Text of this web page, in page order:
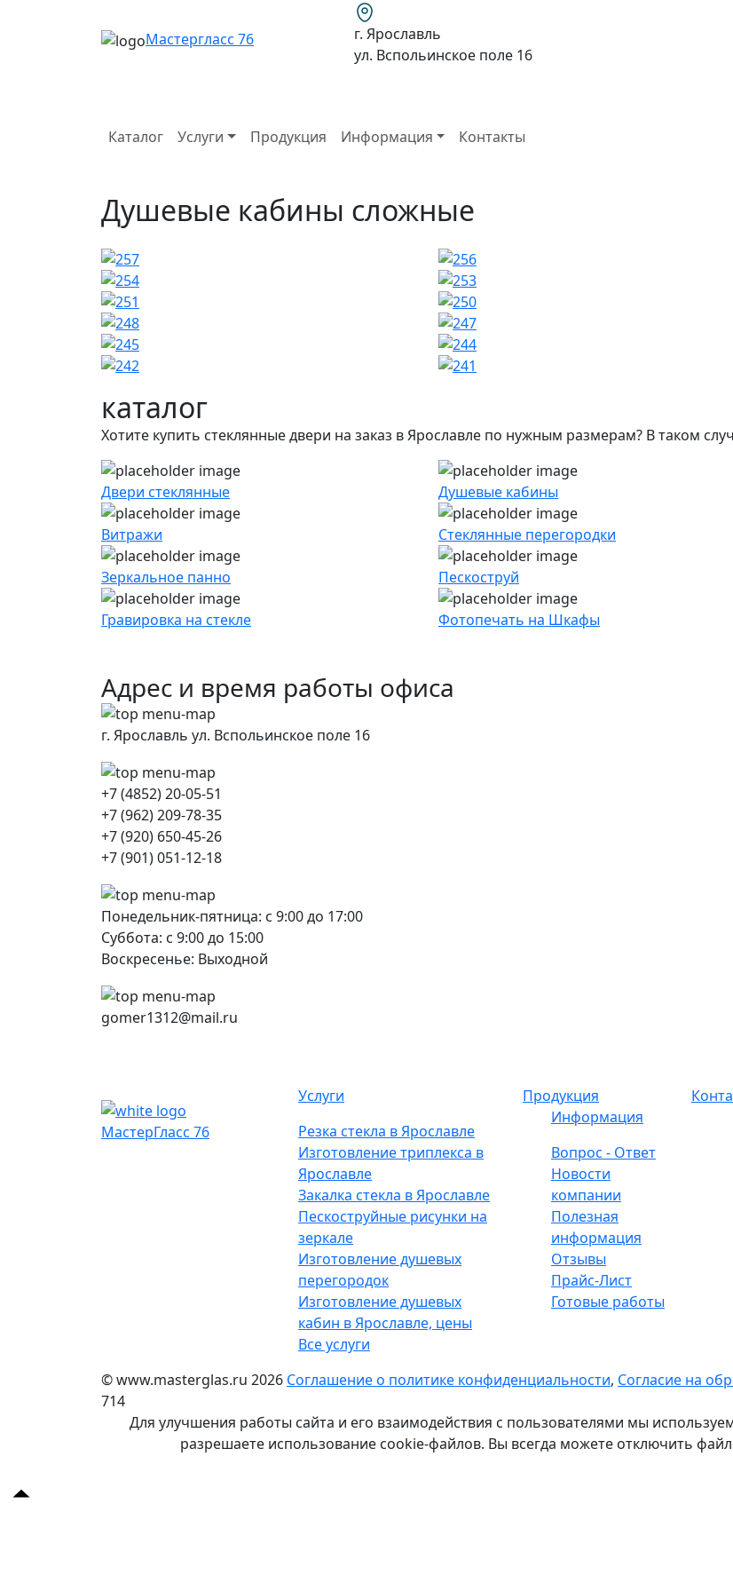
Мастергласс 76
г. Ярославль
ул. Вспольинское поле 16
Каталог Услуги Продукция Информация Контакты
Душевые кабины сложные
каталог
Хотите купить стеклянные двери на заказ в Ярославле по нужным размерам? В таком
Двери стеклянные Душевые кабины
Витражи Стеклянные перегородки
Зеркальное панно Пескоструй
Гравировка на стекле Фотопечать на Шкафы
Адрес и время работы офиса
г. Ярославль ул. Вспольинское поле 16
+7 (4852) 20-05-51
+7 (962) 209-78-35
+7 (920) 650-45-26
+7 (901) 051-12-18
Понедельник-пятница: с 9:00 до 17:00
Суббота: с 9:00 до 15:00
Воскресенье: Выходной
gomer1312@mail.ru
МастерГласс 76
Услуги
Резка стекла в Ярославле
Изготовление триплекса в
Ярославле
Закалка стекла в Ярославле
Пескоструйные рисунки на
зеркале
Изготовление душевых
перегородок
Изготовление душевых
кабин в Ярославле, цены
Все услуги
Продукция
Информация
Вопрос - Ответ
Новости
компании
Полезная
информация
Отзывы
Прайс-Лист
Готовые работы
© www.masterglas.ru 2026 Соглашение о политике конфиденциальности, Согласие на
714
Для улучшения работы сайта и его взаимодействия с пользователями мы
разрешаете использование cookie-файлов. Вы всегда можете отключить